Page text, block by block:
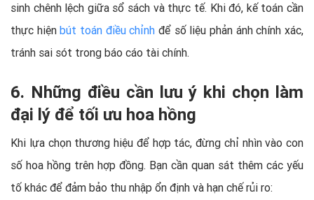
sinh chênh lệch giữa sổ sách và thực tế. Khi đó, kế toán cần
thực hiệnbút toán điều chỉnh để số liệu phản ánh chính xác,
tránh sai sót trong báo cáo tài chính.
6. Những điều cần lưu ý khi chọn làm
đại lý để tối ưu hoa hồng
Khi lựa chọn thương hiệu để hợp tác, đừng chỉ nhìn vào con
số hoa hồng trên hợp đồng. Bạn cần quan sát thêm các yếu
tố khác để đảm bảo thu nhập ổn định và hạn chế rủi ro: